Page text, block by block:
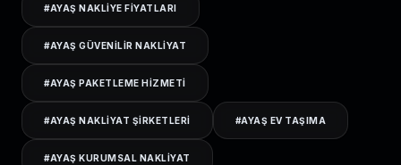
#AYAŞ NAKLIYE FIYATLARI
#AYAŞ GÜVENILIR NAKLIYAT
#AYAŞ PAKETLEME HIZMETI
#AYAŞ NAKLIYAT ŞIRKETLERI #AYAŞ EV TAŞIMA
#AYAŞ KURUMSAL NAKLIYAT